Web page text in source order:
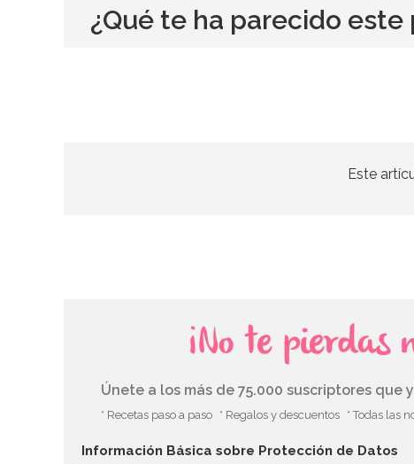
¿Qué te ha parecido
Este
¡No te pierdas
Únete a los más de 75.000 suscriptores que
* Recetas paso a paso * Regalos y descuentos * Todas las
Información Básica sobre Protección de Datos